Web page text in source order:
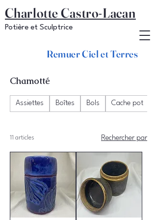
Remuer Ciel et Terres
Potière et Sculptrice
Charlotte Castro-Lacan
Chamotté
Assiettes Boîtes Bols Cache pot
11 articles Rechercher par